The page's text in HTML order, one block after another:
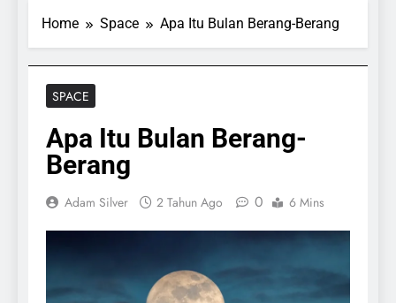
Home Space Apa Itu Bulan Berang-Berang
SPACE
Apa Itu Bulan Berang-
Berang
Adam Silver 2 Tahun Ago 0 6 Mins